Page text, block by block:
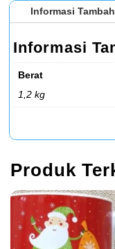
Informasi
Informasi
Berat
1,2 kg
Produk